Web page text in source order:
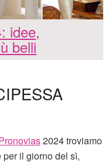
idee,
belli
2024 troviamo
il giorno del sì,